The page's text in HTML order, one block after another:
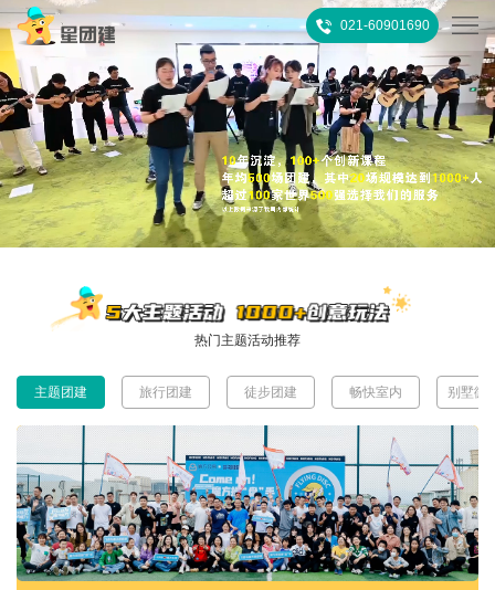
021-60901690
首
页
热
门
推
所
有
客
热门主题活动推荐
主题团建 旅行团建 徒步团建 畅快室内 别墅微